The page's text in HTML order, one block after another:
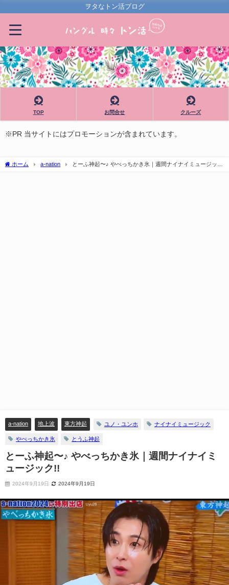
ヲタなトン活ブログ
TOP お問合せ クルーズ
※PR 当サイトにはプロモーションが含まれています。
ホーム a-nation
とーふ神起〜♪ やべっちかき氷｜週間ナイナイミュージッ
a-nation 地上波 東方神起 ユノ・ユンホ ナイナイミュージック
やべっちかき氷 とうふ神起
とーふ神起〜♪ やべっちかき氷｜週間ナイナイミ
ュージック!!
2024年9月19日 2024年9月19日